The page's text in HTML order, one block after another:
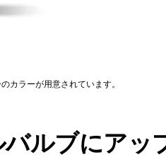
カラーが用意されています。
ルブにアッ